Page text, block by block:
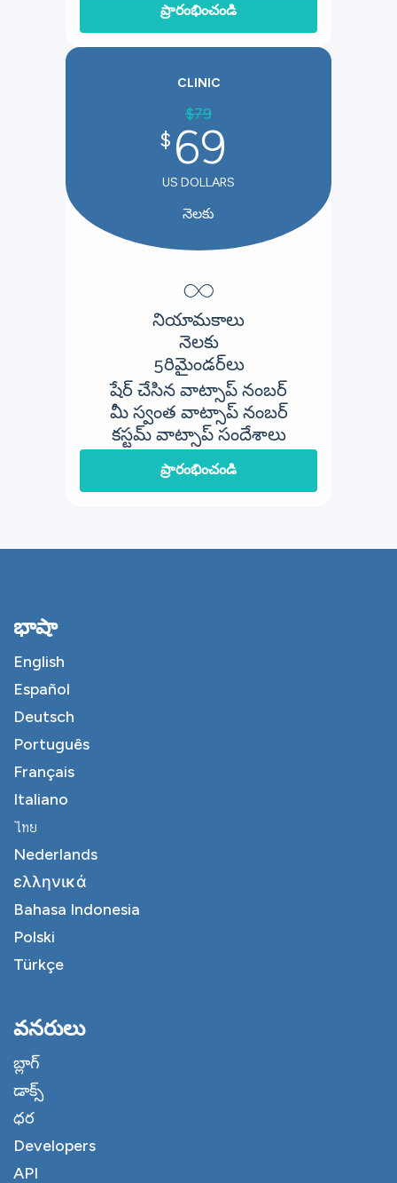
ప్రారంభించండి
CLINIC
$79
$ 69
US DOLLARS
నెలకు
∞
నియామకాలు
నెలకు
5రిమైండర్‌లు
షేర్ చేసిన వాట్సాప్ నంబర్
మీ స్వంత వాట్సాప్ నంబర్
కస్టమ్ వాట్సాప్ సందేశాలు
ప్రారంభించండి
భాషా
English
Español
Deutsch
Português
Français
Italiano
ไทย
Nederlands
ελληνικά
Bahasa Indonesia
Polski
Türkçe
వనరులు
బ్లాగ్
డాక్స్
ధర
Developers
API